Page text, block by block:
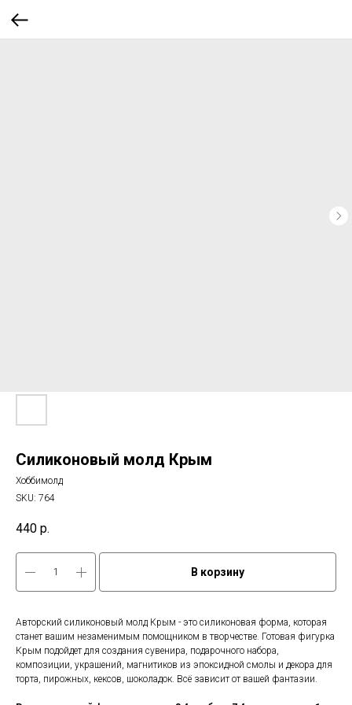
Силиконовый молд Крым
Хоббимолд
SKU: 764
440 р.
В корзину
Авторский силиконовый молд Крым - это силиконовая форма, которая
станет вашим незаменимым помощником в творчестве. Готовая фигурка
Крым подойдет для создания сувенира, подарочного набора,
композиции, украшений, магнитиков из эпоксидной смолы и декора для
торта, пирожных, кексов, шоколадок. Всё зависит от вашей фантазии.